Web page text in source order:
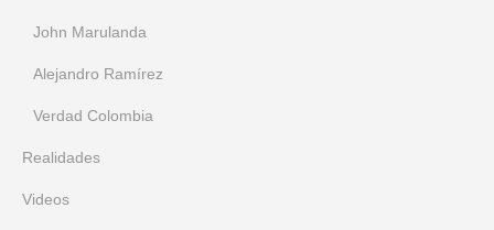
John Marulanda
Alejandro Ramírez
Verdad Colombia
Realidades
Videos